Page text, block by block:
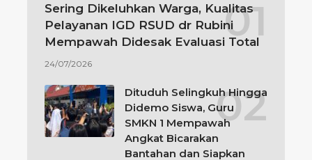
Sering Dikeluhkan Warga, Kualitas
Pelayanan IGD RSUD dr Rubini
Mempawah Didesak Evaluasi Total
24/07/2026
Dituduh Selingkuh Hingga
Didemo Siswa, Guru
SMKN 1 Mempawah
Angkat Bicarakan
Bantahan dan Siapkan